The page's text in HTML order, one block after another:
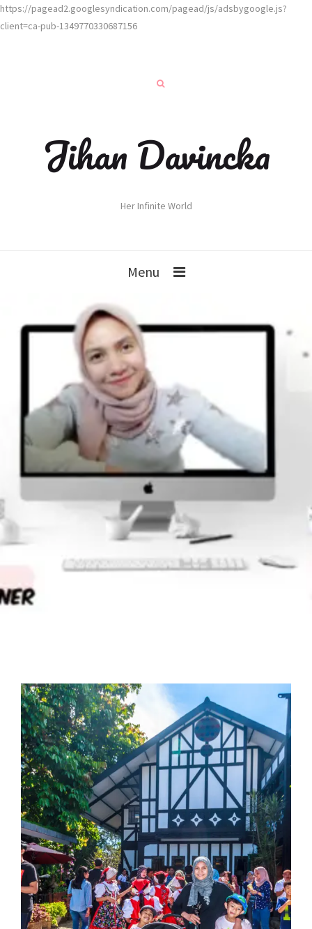
https://pagead2.googlesyndication.com/pagead/js/adsbygoogle.js?
client=ca-pub-1349770330687156
Jihan Davincka
Her Infinite World
Menu